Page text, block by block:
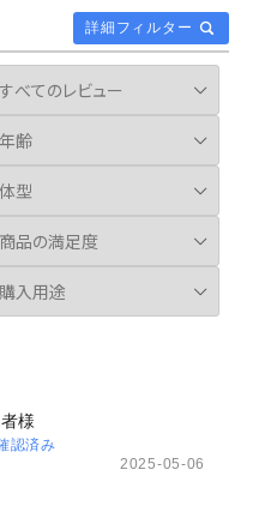
詳細フィルター
様
認済み
2025-05-06